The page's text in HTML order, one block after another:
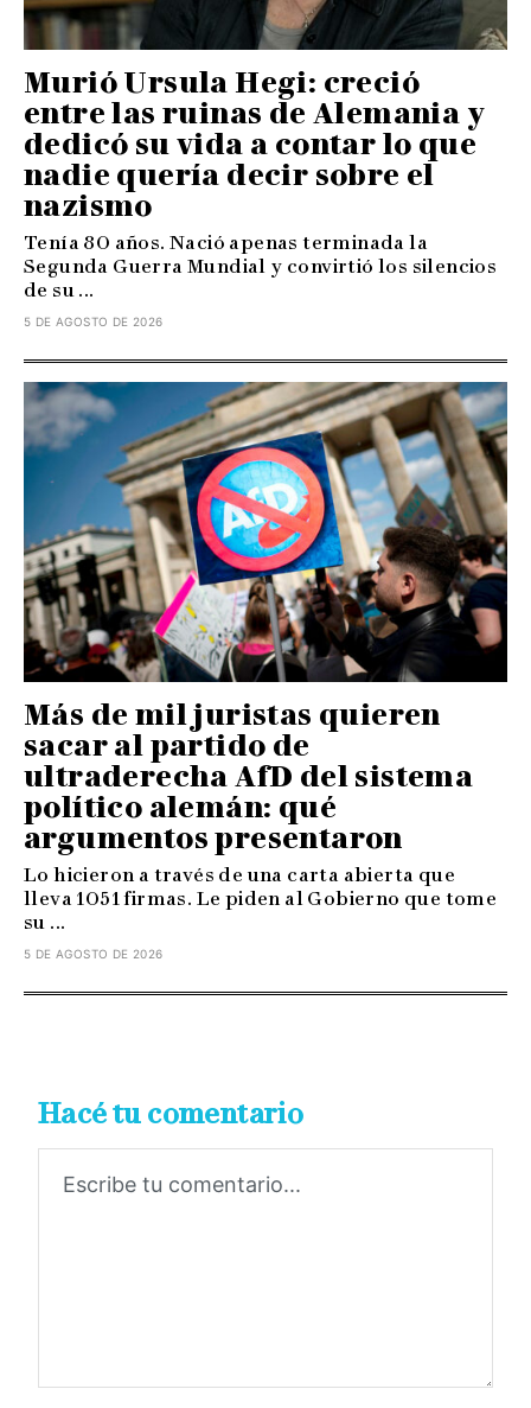
Murió Ursula Hegi: creció
entre las ruinas de Alemania y
dedicó su vida a contar lo que
nadie quería decir sobre el
nazismo
Tenía 80 años. Nació apenas terminada la
Segunda Guerra Mundial y convirtió los silencios
de su ...
5 DE AGOSTO DE 2026
Más de mil juristas quieren
sacar al partido de
ultraderecha AfD del sistema
político alemán: qué
argumentos presentaron
Lo hicieron a través de una carta abierta que
lleva 1051 firmas. Le piden al Gobierno que tome
su ...
5 DE AGOSTO DE 2026
Hacé tu comentario